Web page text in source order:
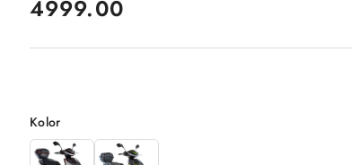
cena:
4999.00
Wariant
Kolor